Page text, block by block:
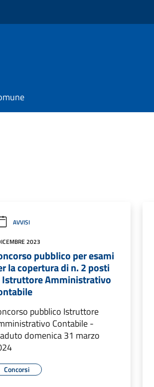
AVVISI
2023
pubblico per esami
la copertura di n. 2 posti
Amministrativo
pubblico Istruttore
Contabile -
domenica 31 marzo
Concorsi